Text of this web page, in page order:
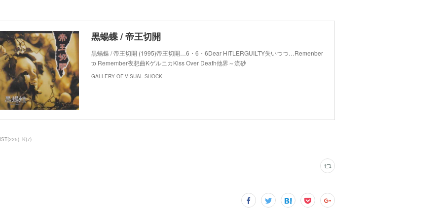
黒蝪蝶 / 帝王切開
黒蝪蝶 / 帝王切開 (1995)帝王切開…6・6・6Dear HITLERGUILTY失いつつ…Remenber
to Remember夜想曲KゲルニカKiss Over Death他界～流砂
GALLERY OF VISUAL SHOCK
(225) K(7)